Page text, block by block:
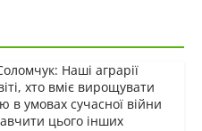
Наші аграрії
хто вміє вирощувати
в умовах сучасної війни
цього інших